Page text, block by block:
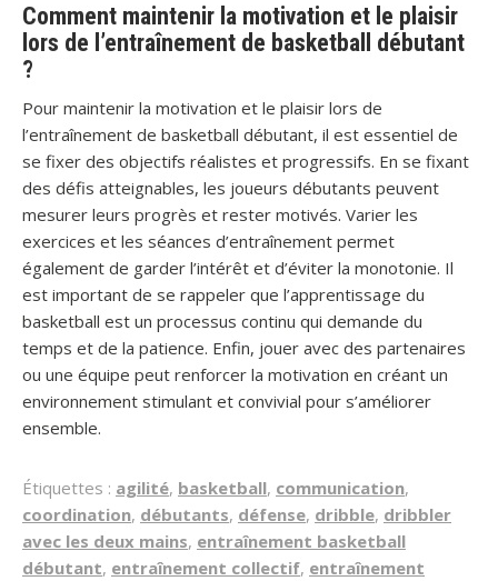
Comment maintenir la motivation et le plaisir
lors de l’entraînement de basketball débutant
?
Pour maintenir la motivation et le plaisir lors de
l’entraînement de basketball débutant, il est essentiel de
se fixer des objectifs réalistes et progressifs. En se fixant
des défis atteignables, les joueurs débutants peuvent
mesurer leurs progrès et rester motivés. Varier les
exercices et les séances d’entraînement permet
également de garder l’intérêt et d’éviter la monotonie. Il
est important de se rappeler que l’apprentissage du
basketball est un processus continu qui demande du
temps et de la patience. Enfin, jouer avec des partenaires
ou une équipe peut renforcer la motivation en créant un
environnement stimulant et convivial pour s’améliorer
ensemble.
Étiquettes : agilité, basketball, communication,
coordination, débutants, défense, dribble, dribbler
avec les deux mains, entraînement basketball
débutant, entraînement collectif, entraînement